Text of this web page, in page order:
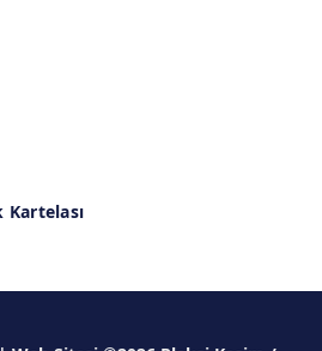
Kartelası